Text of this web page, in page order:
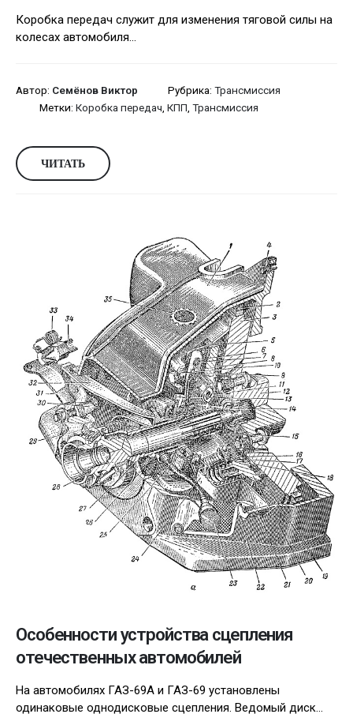
Коробка передач служит для изменения тяговой силы на
колесах автомобиля...
Автор: Семёнов Виктор Рубрика: Трансмиссия
Метки: Коробка передач КПП Трансмиссия
ЧИТАТЬ
Особенности устройства сцепления
отечественных автомобилей
На автомобилях ГАЗ-69А и ГАЗ-69 установлены
одинаковые однодисковые сцепления. Ведомый диск...